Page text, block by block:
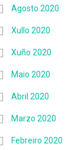
Agosto 2020
Xullo 2020
Xuño 2020
Maio 2020
Abril 2020
Marzo 2020
Febreiro 2020